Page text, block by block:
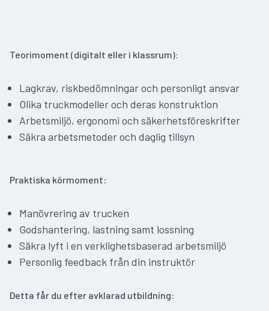
Teorimoment (digitalt eller i klassrum):
Lagkrav, riskbedömningar och personligt ansvar
Olika truckmodeller och deras konstruktion
Arbetsmiljö, ergonomi och säkerhetsföreskrifter
Säkra arbetsmetoder och daglig tillsyn
Praktiska körmoment:
Manövrering av trucken
Godshantering, lastning samt lossning
Säkra lyft i en verklighetsbaserad arbetsmiljö
Personlig feedback från din instruktör
Detta får du efter avklarad utbildning: